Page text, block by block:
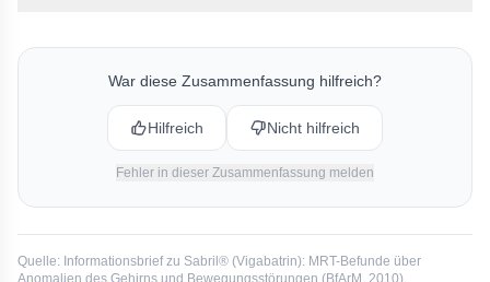
versendet. Zudem wurde die Fachinformation von
Sabril® um die Hinweise auf MRT-Anomalien und
War diese Zusammenfassung hilfreich?
Hilfreich Nicht hilfreich
Fehler in dieser Zusammenfassung melden
Quelle: Informationsbrief zu Sabril® (Vigabatrin): MRT-Befunde über
Anomalien des Gehirns und Bewegungsstörungen (BfArM , 2010).